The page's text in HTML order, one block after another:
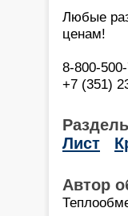
Любые
ценам!
8-800-
+7 (351)
Лист
Автор